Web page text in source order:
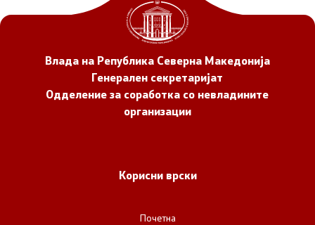
Регистар
Основање на здружение
Предлози по години
Дијалог меѓу Владата и граѓанскиот сектор
Влада на Република Северна Македонија
Генерален секретаријат
Одделение за соработка со невладините
организации
Корисни врски
Почетна